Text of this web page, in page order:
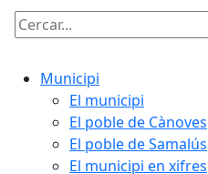
Cercar:
Municipi
El municipi
El poble de Cànoves
El poble de Samalús
El municipi en xifres